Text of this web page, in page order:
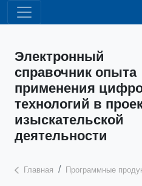
Электронный
справочник опыта
применения
технологий в
изыскательской
деятельности
Главная Программные